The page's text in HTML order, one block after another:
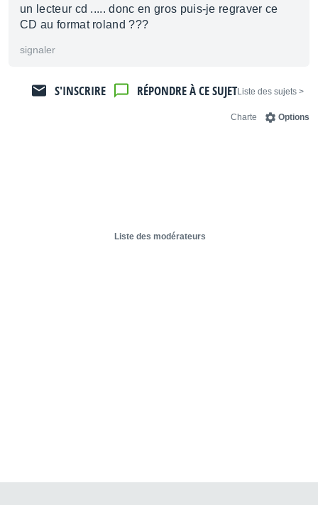
un lecteur cd ..... donc en gros puis-je regraver ce
CD au format roland ???
signaler
< Liste des sujets
RÉPONDRE À CE SUJET
S'INSCRIRE
Options
Charte
Liste des modérateurs